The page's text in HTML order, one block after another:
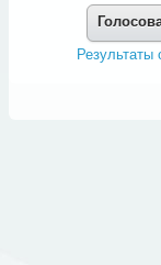
Результаты